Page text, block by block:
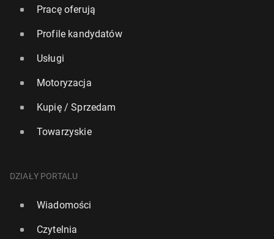
Pracę oferują
Profile kandydatów
Usługi
Motoryzacja
Kupię / Sprzedam
Towarzyskie
DZIAŁY PORTALU
Wiadomości
Czytelnia